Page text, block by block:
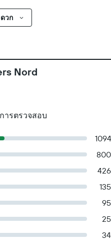
วก
Nord
ารตรวจสอบ
1094
800
426
135
95
25
34